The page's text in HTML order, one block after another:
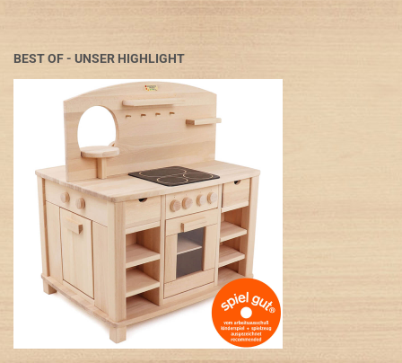
BEST OF - UNSER HIGHLIGHT